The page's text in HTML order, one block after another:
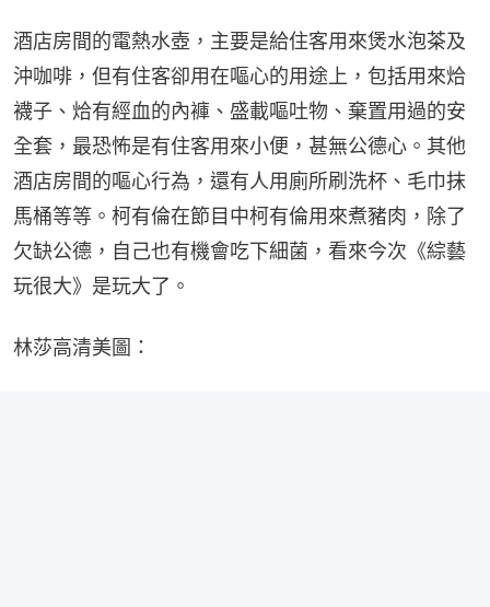
酒店房間的電熱水壺，主要是給住客用來煲水泡茶及
沖咖啡，但有住客卻用在嘔心的用途上，包括用來烚
襪子、烚有經血的內褲、盛載嘔吐物、棄置用過的安
全套，最恐怖是有住客用來小便，甚無公德心。其他
酒店房間的嘔心行為，還有人用廁所刷洗杯、毛巾抹
馬桶等等。柯有倫在節目中柯有倫用來煮豬肉，除了
欠缺公德，自己也有機會吃下細菌，看來今次《綜藝
玩很大》是玩大了。
林莎高清美圖：